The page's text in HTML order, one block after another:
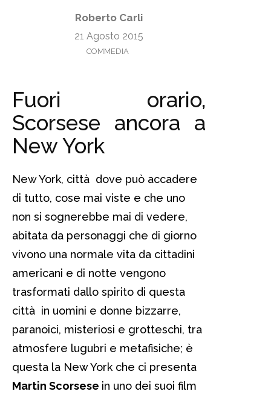
Roberto Carli
21 Agosto 2015
COMMEDIA
Fuori orario,
Scorsese ancora a
New York
New York, città dove può accadere
di tutto, cose mai viste e che uno
non si sognerebbe mai di vedere,
abitata da personaggi che di giorno
vivono una normale vita da cittadini
americani e di notte vengono
trasformati dallo spirito di questa
città in uomini e donne bizzarre,
paranoici, misteriosi e grotteschi, tra
atmosfere lugubri e metafisiche; è
questa la New York che ci presenta
Martin Scorsese in uno dei suoi film